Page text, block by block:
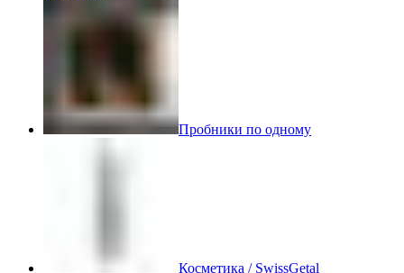
Пробники по одному
Косметика / SwissGetal